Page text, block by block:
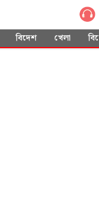
বিদেশ খেলা